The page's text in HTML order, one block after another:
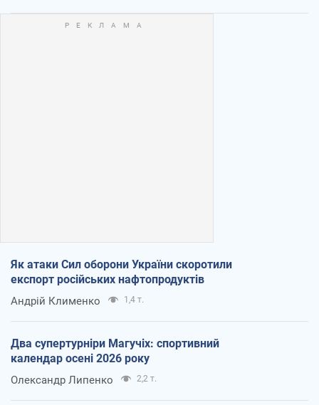
Як атаки Сил оборони України скоротили
експорт російських нафтопродуктів
Андрій Клименко 1,4 т.
Два супертурніри Магучіх: спортивний
календар осені 2026 року
Олександр Липенко 2,2 т.